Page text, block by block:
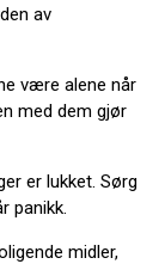
av
være alene når
med dem gjør
er lukket. Sørg
panikk.
midler,